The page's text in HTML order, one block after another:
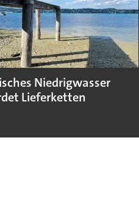
Niedrigwasser
Lieferketten